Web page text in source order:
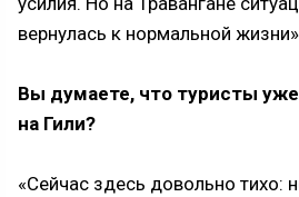
вернулась к нормальной
Вы думаете, что туристы
на Гили?
«Сейчас здесь довольно тихо: